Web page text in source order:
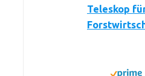
Teleskop